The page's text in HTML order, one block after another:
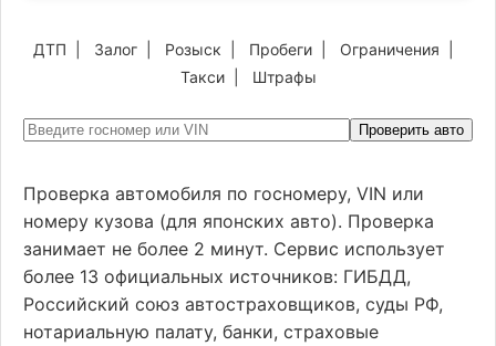
ДТП Залог Розыск Пробеги Ограничения
Такси| Штрафы
Проверить авто
Проверка автомобиля по госномеру, VIN или
номеру кузова (для японских авто). Проверка
занимает не более 2 минут. Сервис использует
более 13 официальных источников: ГИБДД,
Российский союз автостраховщиков, суды РФ,
нотариальную палату, банки, страховые